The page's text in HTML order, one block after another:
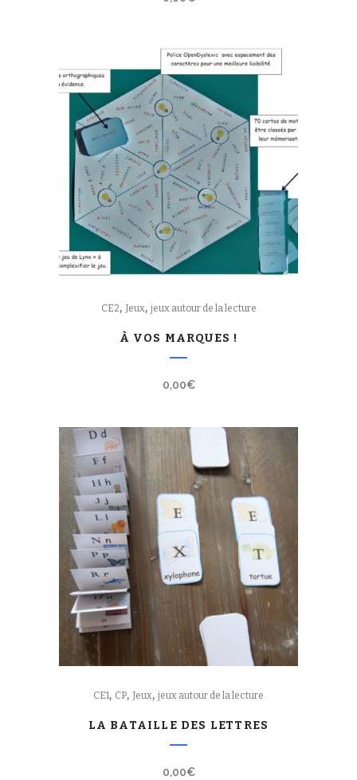
CE2, Jeux, jeux autour de la lecture
À VOS MARQUES !
0,00€
CE1, CP, Jeux, jeux autour de la lecture
LA BATAILLE DES LETTRES
0,00€